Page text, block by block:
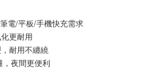
度不足之情形，本公司將視審查結果
資訊註冊。若發現惡意使用之情形，
戶之使用額度並採取法律行動。
電/平板/手機快充需求
更耐用
耐用不纏繞
夜間更便利